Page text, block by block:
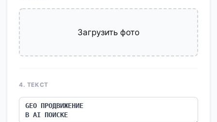
Загрузить фото
4. ТЕКСТ